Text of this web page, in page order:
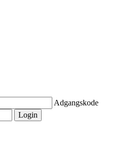
Adgangskode
Login